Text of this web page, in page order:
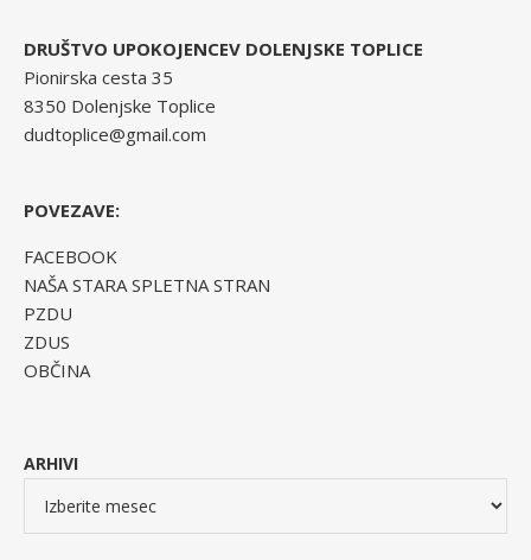
DRUŠTVO UPOKOJENCEV DOLENJSKE TOPLICE
Pionirska cesta 35
8350 Dolenjske Toplice
dudtoplice@gmail.com
POVEZAVE:
FACEBOOK
NAŠA STARA SPLETNA STRAN
PZDU
ZDUS
OBČINA
ARHIVI